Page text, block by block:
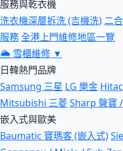
服務與乾衣機
洗衣機深層拆洗 (吉機洗) 二
服務全港上門維修地區一覽
🌦 雪櫃維修 ▼
日韓熱門品牌
Samsung 三星 LG 樂金
Mitsubishi 三菱Sharp 聲寶
嵌入式與歐美
Baumatic 寶瑪客 (嵌入式)